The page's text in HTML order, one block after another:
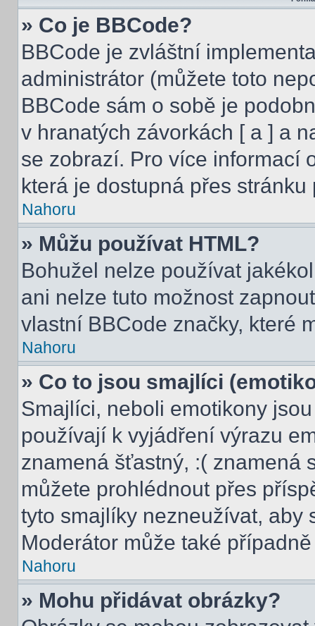
» Co je BBCode?
BBCode je zvláštní
administrátor (můžete toto
BBCode sám o sobě je
v hranatých závorkách [ a ] a
se zobrazí. Pro více informací
která je dostupná přes stránku
Nahoru
» Můžu používat HTML?
Bohužel nelze používat
ani nelze tuto možnost
vlastní BBCode značky, které
Nahoru
» Co to jsou smajlíci
Smajlíci, neboli emotikony
používají k vyjádření výrazu
znamená šťastný, :( znamená
můžete prohlédnout přes
tyto smajlíky nezneužívat, aby
Moderátor může také
Nahoru
» Mohu přidávat obrázky?